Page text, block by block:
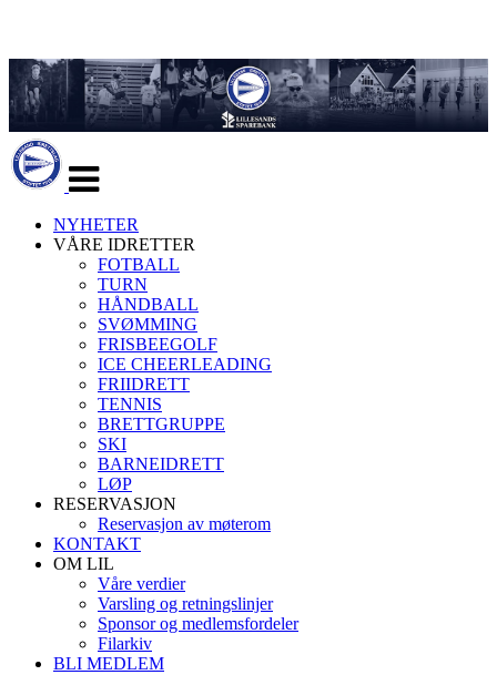
navigasjon
NYHETER
VÅRE IDRETTER
FOTBALL
TURN
HÅNDBALL
SVØMMING
FRISBEEGOLF
ICE CHEERLEADING
FRIIDRETT
TENNIS
BRETTGRUPPE
SKI
BARNEIDRETT
LØP
RESERVASJON
Reservasjon av møterom
KONTAKT
OM LIL
Våre verdier
Varsling og retningslinjer
Sponsor og medlemsfordeler
Filarkiv
BLI MEDLEM